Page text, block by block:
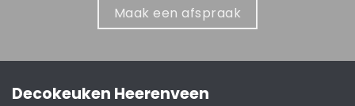
Maak een afspraak
Decokeuken Heerenveen